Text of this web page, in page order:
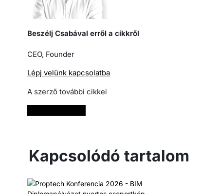
Beszélj Csabával erről a cikkről
CEO, Founder
Lépj velünk kapcsolatba
A szerző további cikkei
Kapcsolódó tartalom